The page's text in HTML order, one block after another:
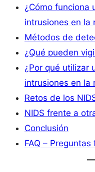
¿Cómo funciona
intrusiones en la
Métodos de
¿Qué pueden
¿Por qué utilizar
intrusiones en la
Retos de los
NIDS frente a
Conclusión
FAQ –